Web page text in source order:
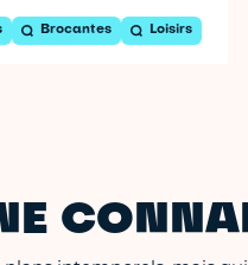
Brocantes Loisirs